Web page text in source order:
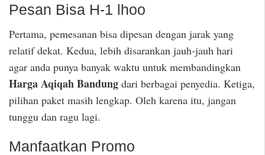
Pesan Bisa H-1 lhoo
Pertama, pemesanan bisa dipesan dengan jarak yang
relatif dekat. Kedua, lebih disarankan jauh-jauh hari
agar anda punya banyak waktu untuk membandingkan
Harga Aqiqah Bandung dari berbagai penyedia. Ketiga,
pilihan paket masih lengkap. Oleh karena itu, jangan
tunggu dan ragu lagi.
Manfaatkan Promo